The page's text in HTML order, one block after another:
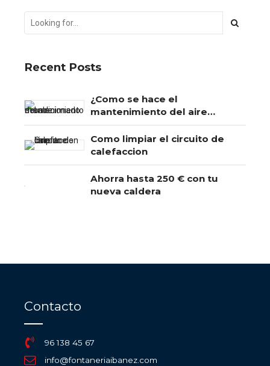
Recent Posts
¿Como se hace el
mantenimiento del aire
Como limpiar el circuito de
calefaccion
Ahorra hasta 250 € con tu
nueva caldera
Contacto
96 138 45 67
info@fontaneriaibanez.com